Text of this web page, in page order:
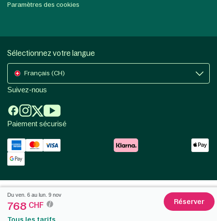
Du ven. 6 au lun. 9 nov
768 CHF Réserver
Paramètres des cookies
Sélectionnez votre langue
Français (CH)
Suivez-nous
Paiement sécurisé